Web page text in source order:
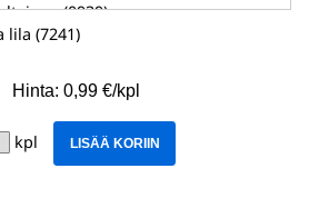
(0939)
(0728)
(8037) [EI
lila (7241)
Hinta: 0,99 €/kpl
kpl LISÄÄ KORIIN